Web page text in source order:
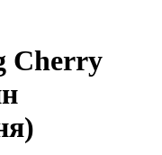
Cherry